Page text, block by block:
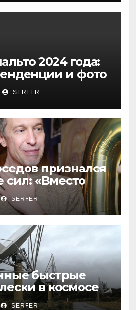
2024 года:
и фото
SERFER
признался
сил: «Вместо
Пригожина»
SERFER
быстрые
в космосе
все более
SERFER